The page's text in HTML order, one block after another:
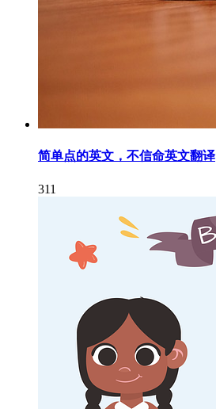
简单点的英文，不信命英文翻译
311